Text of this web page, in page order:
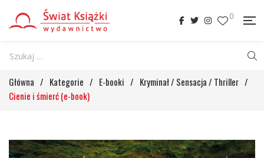
0
Główna / Kategorie / E-booki / Kryminał / Sensacja / Thriller /
Cienie i śmierć (e-book)